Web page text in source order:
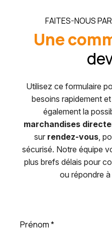
FAITES-NOUS
Une
Utilisez ce formulaire
besoins rapidement
également la
marchandises
sur rendez-vous,
sécurisé. Notre équipe
plus brefs délais pour
ou répondre
Prénom*